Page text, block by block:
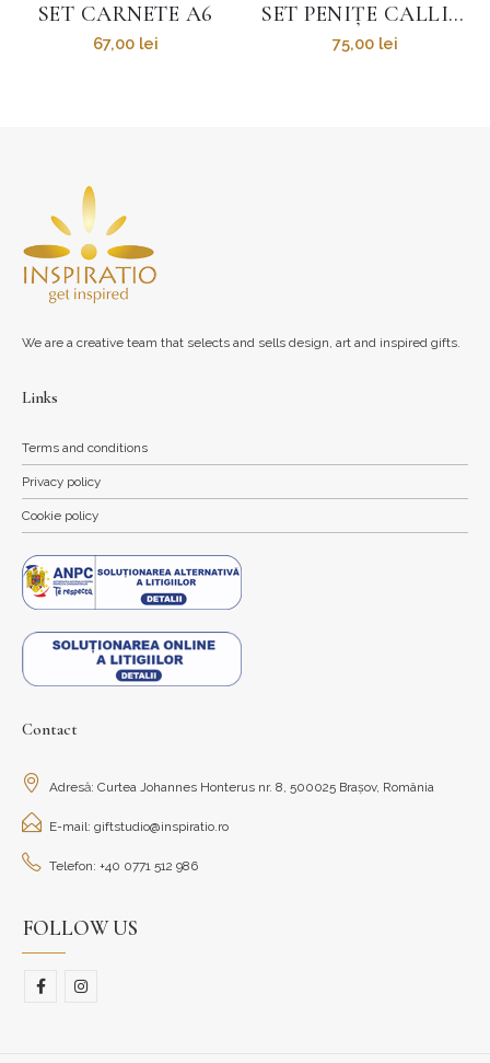
SET CARNETE A6
67,00lei
SET PENIȚE CALLIGRAPHY SELECTION
75,00lei
We are a creative team that selects and sells design, art and inspired gifts.
Links
Terms and conditions
Privacy policy
Cookie policy
Contact
Adresă: Curtea Johannes Honterus nr. 8, 500025 Brașov, România
E-mail: giftstudio@inspiratio.ro
Telefon: +40 0771 512 986
FOLLOW US